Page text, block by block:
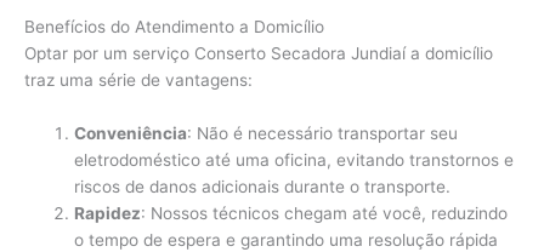
Benefícios do Atendimento a Domicílio
Optar por um serviço Conserto Secadora Jundiaí a domicílio
traz uma série de vantagens:
Conveniência: Não é necessário transportar seu
eletrodoméstico até uma oficina, evitando transtornos e
riscos de danos adicionais durante o transporte.
Rapidez: Nossos técnicos chegam até você, reduzindo
o tempo de espera e garantindo uma resolução rápida